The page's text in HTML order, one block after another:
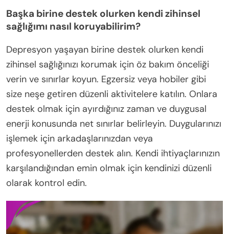
Başka birine destek olurken kendi zihinsel
sağlığımı nasıl koruyabilirim?
Depresyon yaşayan birine destek olurken kendi
zihinsel sağlığınızı korumak için öz bakım önceliği
verin ve sınırlar koyun. Egzersiz veya hobiler gibi
size neşe getiren düzenli aktivitelere katılın. Onlara
destek olmak için ayırdığınız zaman ve duygusal
enerji konusunda net sınırlar belirleyin. Duygularınızı
işlemek için arkadaşlarınızdan veya
profesyonellerden destek alın. Kendi ihtiyaçlarınızın
karşılandığından emin olmak için kendinizi düzenli
olarak kontrol edin.